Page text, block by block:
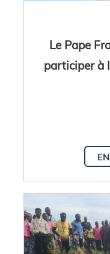
Le Pape
participer à